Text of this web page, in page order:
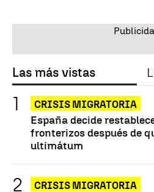
Las más vistas
CRISIS MIGRATORIA
España decide
fronterizos después de
ultimátum
CRISIS MIGRATORIA